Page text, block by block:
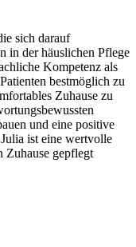
sich darauf
in der häuslichen Pflege
Kompetenz als
bestmöglich zu
Zuhause zu
und eine positive
ist eine wertvolle
Zuhause gepflegt